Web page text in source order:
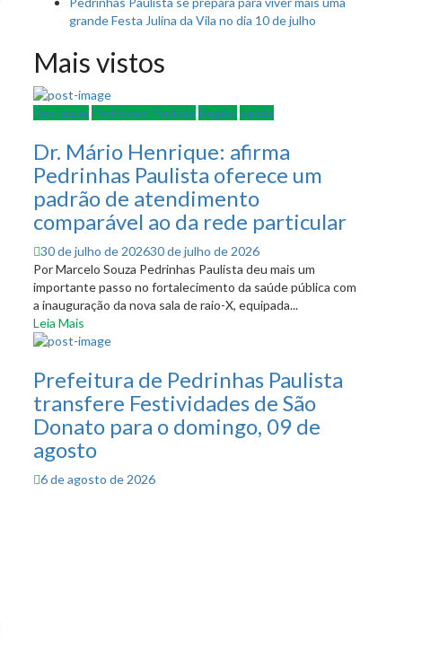
grande Festa Julina da Vila no dia 10 de julho
Mais vistos
Destaque Pedrinhas Paulista Região saúde
Dr. Mário Henrique: afirma
Pedrinhas Paulista oferece um
padrão de atendimento
comparável ao da rede particular
Posted
on
30 de julho de 202630 de julho de 2026
Por Marcelo Souza Pedrinhas Paulista deu mais um
importante passo no fortalecimento da saúde pública com
a inauguração da nova sala de raio-X, equipada...
Leia Mais
Prefeitura de Pedrinhas Paulista
transfere Festividades de São
Donato para o domingo, 09 de
agosto
Posted
6 de agosto de 2026